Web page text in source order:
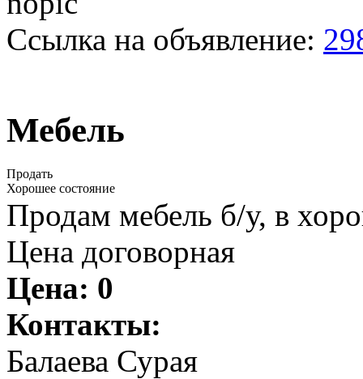
Ссылка на объявление:
Мебель
Продать
Хорошее состояние
Продам мебель б/у, в
Цена договорная
Цена: 0
Контакты:
Балаева Сурая